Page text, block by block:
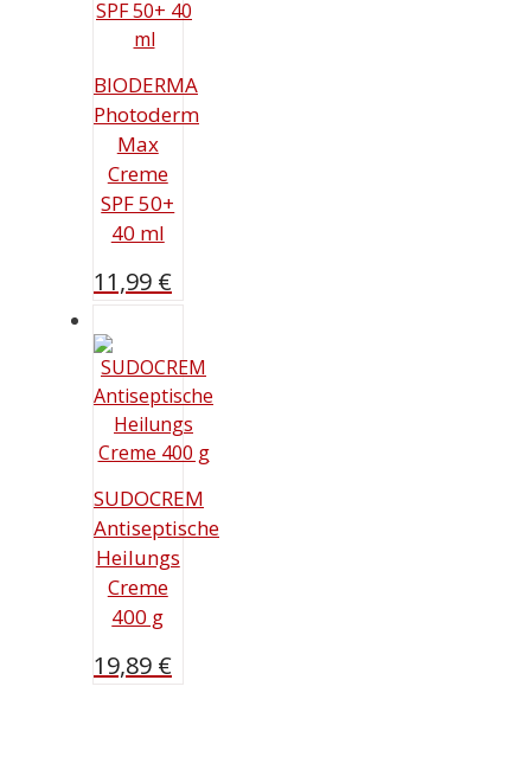
BIODERMA
Photoderm
Max
Creme
SPF 50+
40 ml
11,99 €
SUDOCREM
Antiseptische
Heilungs
Creme
400 g
19,89 €